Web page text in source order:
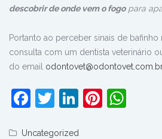
descobrir de onde vem o fogopara
Portanto ao perceber sinais de
consulta com um dentista veterinário
do email odontovet@odontovet.com.br
Facebook
Twitter
LinkedIn
Uncategorized